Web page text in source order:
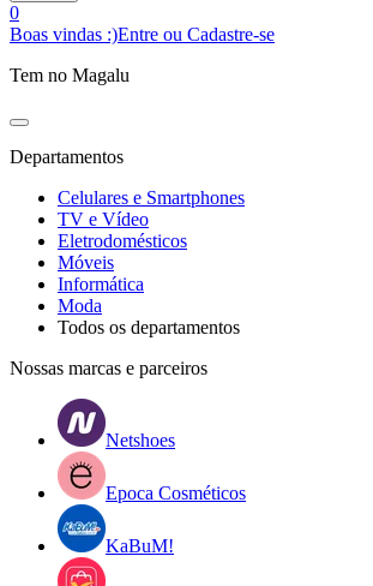
0
Boas vindas :)Entre ou Cadastre-se
Tem no Magalu
Departamentos
Celulares e Smartphones
TV e Vídeo
Eletrodomésticos
Móveis
Informática
Moda
Todos os departamentos
Nossas marcas e parceiros
Netshoes
Epoca Cosméticos
KaBuM!